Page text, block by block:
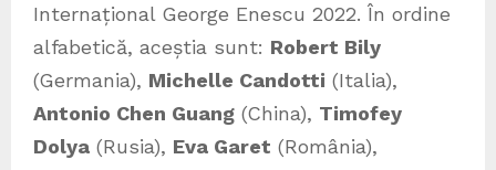
Internațional George Enescu 2022. În ordine
alfabetică, aceștia sunt: Robert Bily
(Germania), Michelle Candotti (Italia),
Antonio Chen Guang (China), Timofey
Dolya (Rusia), Eva Garet (România),